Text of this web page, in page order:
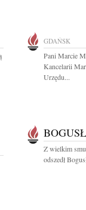
GDAŃSK
Pani Marcie
Kancelarii
Urzędu...
Z wielkim
odszedł